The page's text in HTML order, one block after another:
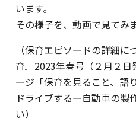
います。
その様子を、動画で見てみ
（保育エピソードの詳細
育』2023年春号（２月２
ージ「保育を見ること、
ドライブするー自動車の製
い）